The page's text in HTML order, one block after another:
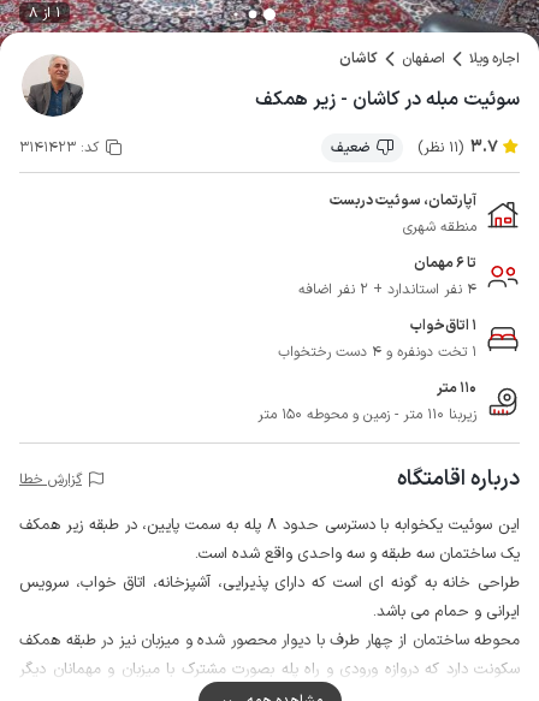
1 از 8
اجاره ویلا اصفهان کاشان
سوئیت مبله در کاشان - زیر همکف
3.7 (11 نظر) ضعیف کد: 3141423
آپارتمان، سوئیت دربست
منطقه شهری
تا 6 مهمان
4 نفر استاندارد + 2 نفر اضافه
1 اتاق‌خواب
1 تخت دونفره و 4 دست رختخواب
110 متر
زیربنا 110 متر - زمین و محوطه 150 متر
درباره اقامتگاه گزارش خطا
این سوئیت یکخوابه با دسترسی حدود 8 پله به سمت پایین، در طبقه زیر همکف
یک ساختمان سه طبقه و سه واحدی واقع شده است.
طراحی خانه به گونه ای است که دارای پذیرایی، آشپزخانه، اتاق خواب، سرویس
ایرانی و حمام می باشد.
محوطه ساختمان از چهار طرف با دیوار محصور شده و میزبان نیز در طبقه همکف
سکونت دارد که دروازه ورودی و راه پله بصورت مشترک با میزبان و مهمانان دیگر